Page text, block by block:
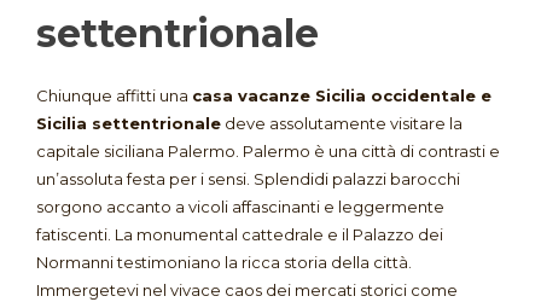
settentrionale
Chiunque affitti una casa vacanze Sicilia occidentale e
Sicilia settentrionale deve assolutamente visitare la
capitale siciliana Palermo. Palermo è una città di contrasti e
un’assoluta festa per i sensi. Splendidi palazzi barocchi
sorgono accanto a vicoli affascinanti e leggermente
fatiscenti. La monumental cattedrale e il Palazzo dei
Normanni testimoniano la ricca storia della città.
Immergetevi nel vivace caos dei mercati storici come